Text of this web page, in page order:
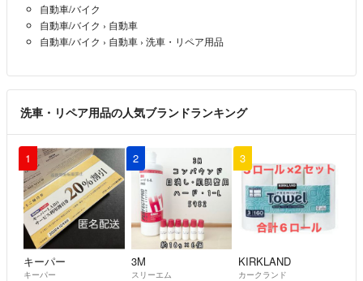
自動車/バイク
自動車/バイク › 自動車
自動車/バイク › 自動車 › 洗車・リペア用品
洗車・リペア用品の人気ブランドランキング
1
キーパー
キーパー
2
3M
スリーエム
3
KIRKLAND
カークランド